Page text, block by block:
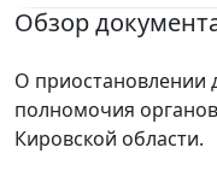
Обзор
О приостановлении
полномочия
Кировской области.